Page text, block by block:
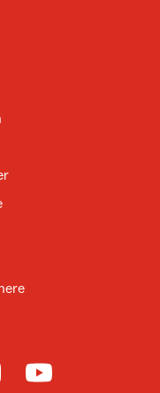
på Instagram
Til DNT på YouTube